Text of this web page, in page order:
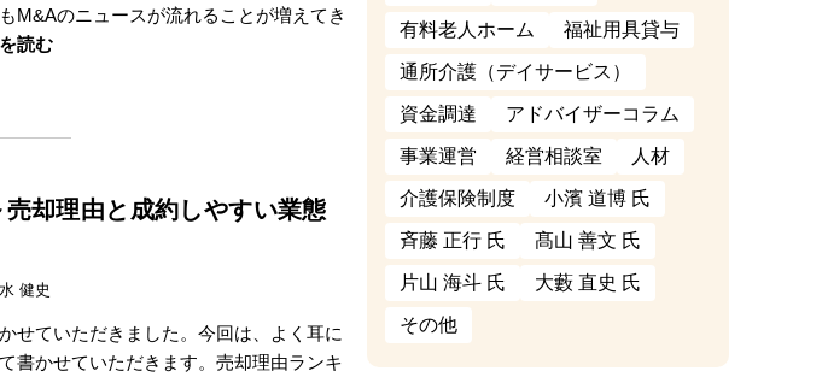
M&Aのニュースが流れることが増えてき
読む
却理由と成約しやすい業態
健史
せていただきました。今回は、よく耳に
書かせていただきます。売却理由ランキ
有料老人ホーム 福祉用具貸与
通所介護（デイサービス）
資金調達 アドバイザーコラム
事業運営 経営相談室 人材
介護保険制度 小濱 道博 氏
斉藤 正行 氏 髙山 善文 氏
片山 海斗 氏 大藪 直史 氏
その他